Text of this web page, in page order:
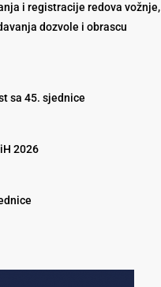
i registracije redova vožnje,
dozvole i obrascu
sa 45. sjednice
2026